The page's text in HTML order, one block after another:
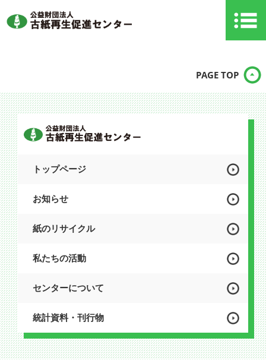
PAGE TOP
トップページ
お知らせ
紙のリサイクル
私たちの活動
センターについて
統計資料・刊行物